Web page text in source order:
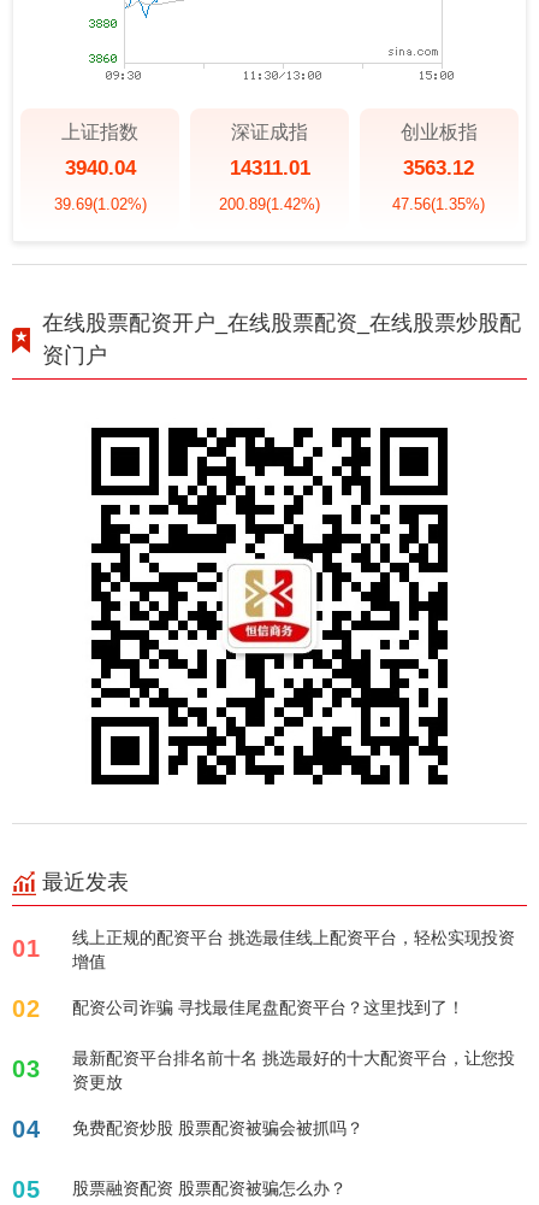
上证指数
3940.04
39.69(1.02%)
深证成指
14311.01
200.89(1.42%)
创业板指
3563.12
47.56(1.35%)
在线股票配资开户_在线股票配资_在线股票炒股配
资门户
最近发表
01
线上正规的配资平台 挑选最佳线上配资平台，轻松实现投资
增值
02 配资公司诈骗 寻找最佳尾盘配资平台？这里找到了！
03
最新配资平台排名前十名 挑选最好的十大配资平台，让您投
资更放
04 免费配资炒股 股票配资被骗会被抓吗？
05 股票融资配资 股票配资被骗怎么办？